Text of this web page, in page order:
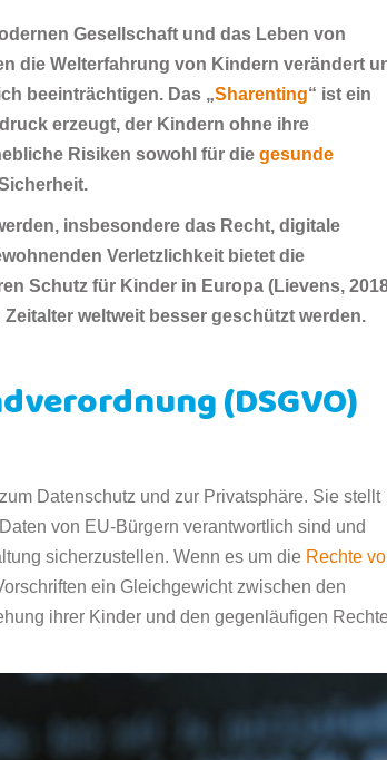
Gesellschaft und das Leben von
die Welterfahrung von Kindern verändert
beeinträchtigen. Das „Sharenting“ ist ein
erzeugt, der Kindern ohne ihre
Risiken sowohl für die gesunde
insbesondere das Recht, digitale
Verletzlichkeit bietet die
Schutz für Kinder in Europa (Lievens,
weltweit besser geschützt werden.
(DSGVO)
Datenschutz und zur Privatsphäre. Sie stellt
von EU-Bürgern verantwortlich sind und
sicherzustellen. Wenn es um die Rechte
ein Gleichgewicht zwischen den
ihrer Kinder und den gegenläufigen